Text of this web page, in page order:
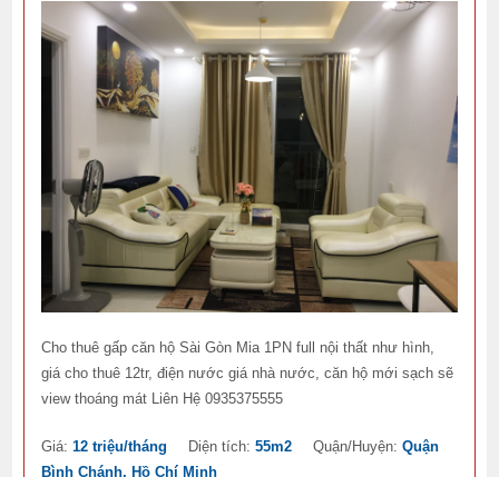
Cho thuê gấp căn hộ Sài Gòn Mia 1PN full nội thất như hình,
giá cho thuê 12tr, điện nước giá nhà nước, căn hộ mới sạch sẽ
view thoáng mát Liên Hệ 0935375555
Giá:12 triệu/tháng Diện tích:55m2 Quận/Huyện:Quận
Bình Chánh, Hồ Chí Minh